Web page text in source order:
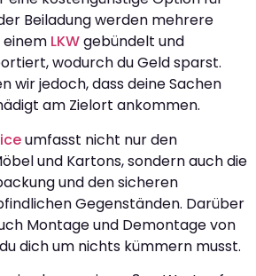
Beiladung werden mehrere
einem LKWgebündelt und
wodurch du Geld sparst.
wir jedoch, dass deine Sachen
am Zielort ankommen.
umfasst nicht nur den
und Kartons, sondern auch die
und den sicheren
Gegenständen. Darüber
Montage und Demontage von
dich um nichts kümmern musst.